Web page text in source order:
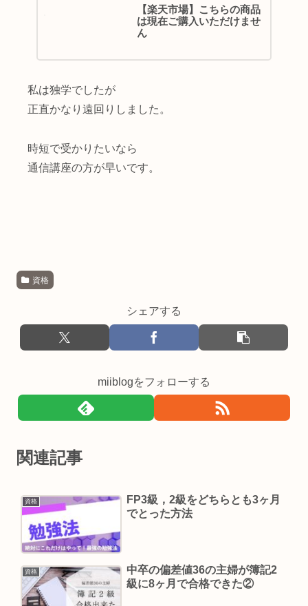
【楽天市場】こちらの商品
は現在ご購入いただけませ
ん
私は独学でしたが
正直かなり遠回りしました。
時短で受かりたいなら
通信講座の方が早いです。
資格
シェアする
miiblogをフォローする
関連記事
資格
FP3級，2級をどちらとも3ヶ月
でとった方法
資格
中卒の偏差値36の主婦が簿記2
級に8ヶ月で合格できた②